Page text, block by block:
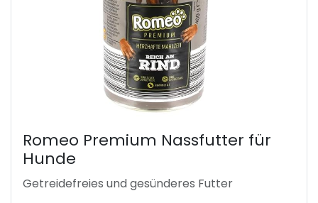
Romeo Premium Nassfutter für
Hunde
Getreidefreies und gesünderes Futter